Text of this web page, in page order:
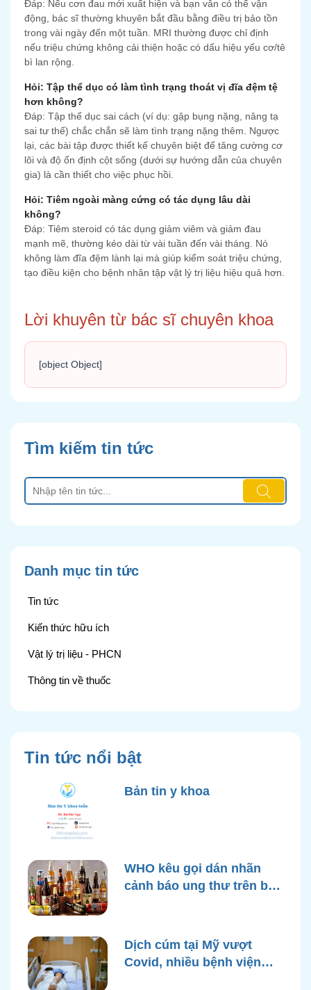
Đáp: Nếu cơn đau mới xuất hiện và bạn vẫn có thể vận
động, bác sĩ thường khuyên bắt đầu bằng điều trị bảo tồn
trong vài ngày đến một tuần. MRI thường được chỉ định
nếu triệu chứng không cải thiện hoặc có dấu hiệu yếu cơ/tê
bì lan rộng.
Hỏi: Tập thể dục có làm tình trạng thoát vị đĩa đệm tệ
hơn không?
Đáp: Tập thể dục sai cách (ví dụ: gập bụng nặng, nâng tạ
sai tư thế) chắc chắn sẽ làm tình trạng nặng thêm. Ngược
lại, các bài tập được thiết kế chuyên biệt để tăng cường cơ
lõi và độ ổn định cột sống (dưới sự hướng dẫn của chuyên
gia) là cần thiết cho việc phục hồi.
Hỏi: Tiêm ngoài màng cứng có tác dụng lâu dài
không?
Đáp: Tiêm steroid có tác dụng giảm viêm và giảm đau
mạnh mẽ, thường kéo dài từ vài tuần đến vài tháng. Nó
không làm đĩa đệm lành lại mà giúp kiểm soát triệu chứng,
tạo điều kiện cho bệnh nhân tập vật lý trị liệu hiệu quả hơn.
Lời khuyên từ bác sĩ chuyên khoa
[object Object]
Tìm kiếm tin tức
Danh mục tin tức
Tin tức
Kiến thức hữu ích
Vật lý trị liệu - PHCN
Thông tin về thuốc
Tin tức nổi bật
Bản tin y khoa
WHO kêu gọi dán nhãn
cảnh báo ung thư trên bao
Dịch cúm tại Mỹ vượt
Covid, nhiều bệnh viện